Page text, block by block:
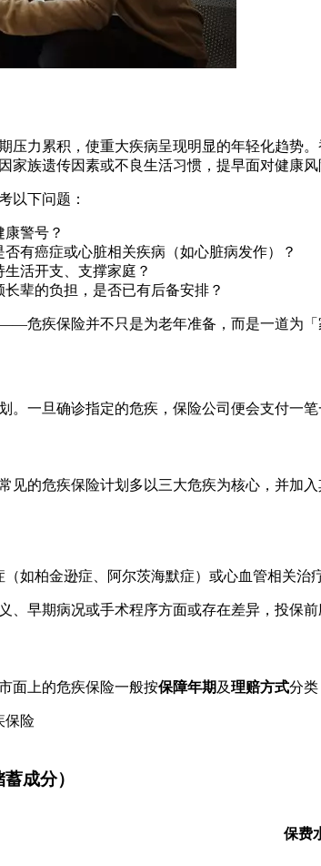
压力累积，使重大疾病呈现明显的年轻化趋势
家族遗传因素或不良生活习惯，提早面对健康风
以下问题：
警号？
有癌症或心脏相关疾病（如心脏病发作）？
活开支、支撑家庭？
辈的负担，是否已有后备安排？
危疾保险并不只是为老年准备，而是一道为「
。一旦确诊指定的危疾，保险公司便会支付一
见的危疾保险计划多以三大危疾为核心，并加入
如柏金逊症、阿尔茨海默症）或心血管相关
、早期病况或手术程序方面或存在差异，投保前
面上的危疾保险一般按保障年期 及理赔方式分类
保险
成分）
保费